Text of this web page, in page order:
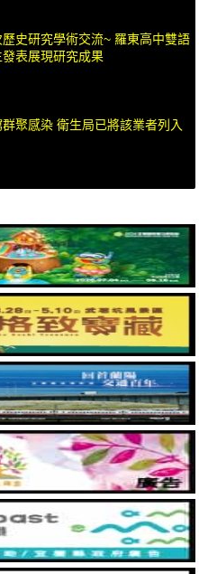
史研究學術交流~ 羅東高中雙語
表展現研究成果
聚感染 衛生局已將該業者列入